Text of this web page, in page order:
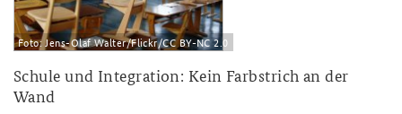
Foto: Jens-Olaf Walter/Flickr/CC BY-NC 2.0
Schule und Integration: Kein Farbstrich an der
Wand